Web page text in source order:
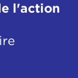
l'action